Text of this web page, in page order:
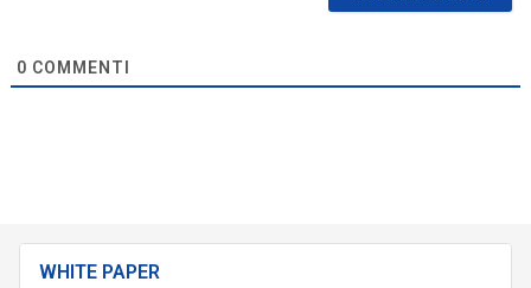
0 COMMENTI
WHITE PAPER